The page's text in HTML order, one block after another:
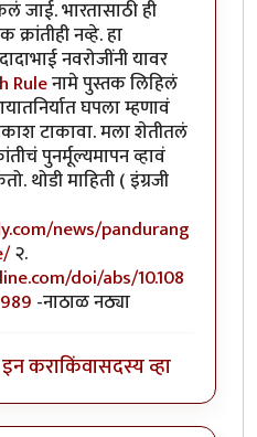
भारतासाठी ही
नव्हे. हा
नवरोजींनी यावर
Ruleनामे पुस्तक लिहिलं
घपला म्हणावं
टाकावा. मला शेतीतलं
पुनर्मूल्यमापन व्हावं
थोडी माहिती ( इंग्रजी
news/pandurang
२.
doi/abs/10.108
-नाठाळ नठ्या
कराकिंवासदस्य व्हा